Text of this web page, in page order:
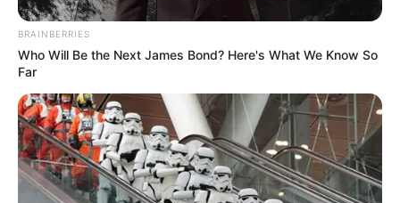
BRAINBERRIES
Who Will Be the Next James Bond? Here's What We Know So
Far